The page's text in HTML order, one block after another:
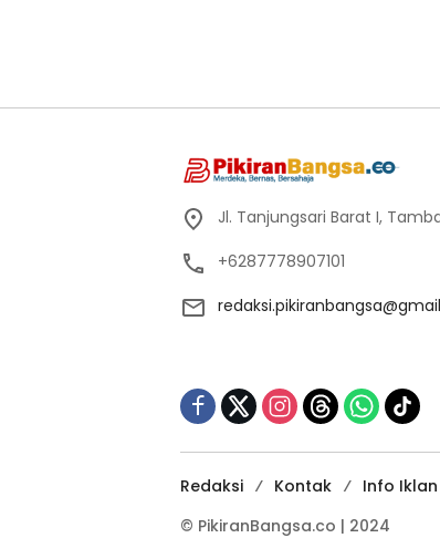
Jl. Tanjungsari Barat I,
+6287778907101
Redaksi Kontak Info Iklan
© PikiranBangsa.co | 2024